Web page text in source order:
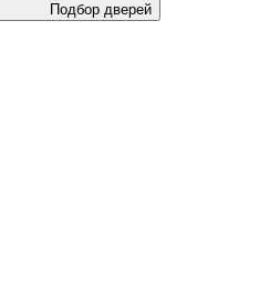
Подбор дверей